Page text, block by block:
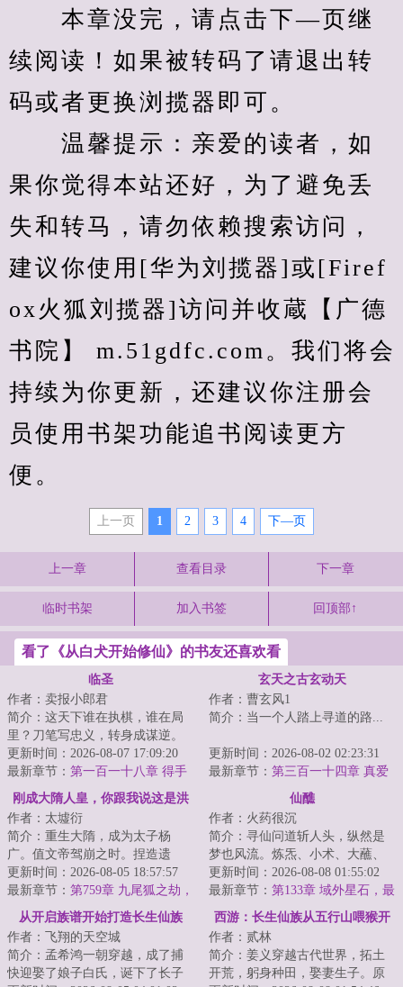
本章没完，请点击下—页继
续阅读！如果被转码了请退出转
码或者更换浏揽器即可。
温馨提示：亲爱的读者，如
果你觉得本站还好，为了避免丢
失和转马，请勿依赖搜索访问，
建议你使用[华为刘揽器]或[Firef
ox火狐刘揽器]访问并收蔵【广德
书院】 m.51gdfc.com。我们将会
持续为你更新，还建议你注册会
员使用书架功能追书阅读更方
便。
上一页 1 2 3 4 下—页
上一章 查看目录 下一章
临时书架 加入书签 回顶部↑
看了《从白犬开始修仙》的书友还喜欢看
临圣
作者：卖报小郎君
简介：这天下谁在执棋，谁在局
里？刀笔写忠义，转身成谋逆。
金銮殿上舞未停，江山半壁已凋
零。谁在封王拜...
更新时间：2026-08-07 17:09:20
最新章节： 第一百一十八章 得手
玄天之古玄动天
作者：曹玄风1
简介：当一个人踏上寻道的路...
更新时间：2026-08-02 02:23:31
最新章节： 第三百一十四章 真爱
刚成大隋人皇，你跟我说这是洪
作者：太墟衍
简介：重生大隋，成为太子杨
广。值文帝驾崩之时。捏造遗
诏，灵前登基，成为二世隋皇。
只是杨广发现这个大...
更新时间：2026-08-05 18:57:57
最新章节： 第759章 九尾狐之劫，
大隋府卫军出动，上古九州再
现！
仙醮
作者：火药很沉
简介：寻仙问道斩人头，纵然是
梦也风流。炼炁、小术、大蘸、
蛮巫、荒界、天胎……五界四
海，八极一十二洲...
更新时间：2026-08-08 01:55:02
最新章节： 第133章 域外星石，最
后的考校之赏
从开启族谱开始打造长生仙族
作者：飞翔的天空城
简介：孟希鸿一朝穿越，成了捕
快迎娶了娘子白氏，诞下了长子
西游：长生仙族从五行山喂猴开
作者：贰林
简介：姜义穿越古代世界，拓土
开荒，躬身种田，娶妻生子。原